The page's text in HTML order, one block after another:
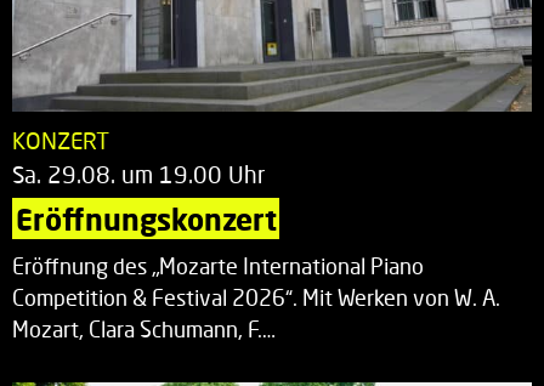
KONZERT
Sa. 29.08. um 19.00 Uhr
Eröffnungskonzert
Eröffnung des „Mozarte International Piano
Competition & Festival 2026“. Mit Werken von W. A.
Mozart, Clara Schumann, F.…